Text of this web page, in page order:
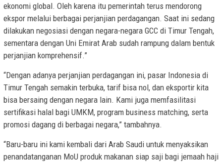
ekonomi global. Oleh karena itu pemerintah terus mendorong
ekspor melalui berbagai perjanjian perdagangan. Saat ini sedang
dilakukan negosiasi dengan negara-negara GCC di Timur Tengah,
sementara dengan Uni Emirat Arab sudah rampung dalam bentuk
perjanjian komprehensif.”
“Dengan adanya perjanjian perdagangan ini, pasar Indonesia di
Timur Tengah semakin terbuka, tarif bisa nol, dan eksportir kita
bisa bersaing dengan negara lain. Kami juga memfasilitasi
sertifikasi halal bagi UMKM, program business matching, serta
promosi dagang di berbagai negara,” tambahnya.
“Baru-baru ini kami kembali dari Arab Saudi untuk menyaksikan
penandatanganan MoU produk makanan siap saji bagi jemaah haji